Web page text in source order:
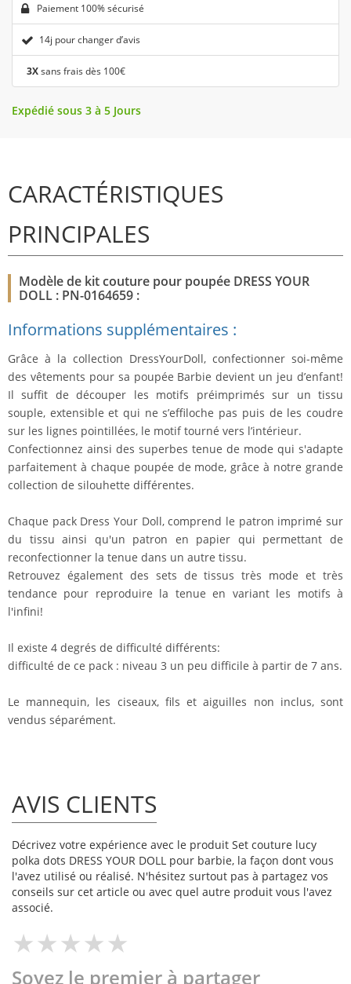
Paiement 100% sécurisé
14j pour changer d’avis
3Xsans frais dès 100€
Expédié sous 3 à 5 Jours
CARACTÉRISTIQUES
PRINCIPALES
Modèle de kit couture pour poupée DRESS YOUR
DOLL : PN-0164659 :
Informations supplémentaires :
Grâce à la collection DressYourDoll, confectionner soi-même
des vêtements pour sa poupée Barbie devient un jeu d’enfant!
Il suffit de découper les motifs préimprimés sur un tissu
souple, extensible et qui ne s’effiloche pas puis de les coudre
sur les lignes pointillées, le motif tourné vers l’intérieur.
Confectionnez ainsi des superbes tenue de mode qui s'adapte
parfaitement à chaque poupée de mode, grâce à notre grande
collection de silouhette différentes.
Chaque pack Dress Your Doll, comprend le patron imprimé sur
du tissu ainsi qu'un patron en papier qui permettant de
reconfectionner la tenue dans un autre tissu.
Retrouvez également des sets de tissus très mode et très
tendance pour reproduire la tenue en variant les motifs à
l'infini!
Il existe 4 degrés de difficulté différents:
difficulté de ce pack : niveau 3 un peu difficile à partir de 7 ans.
Le mannequin, les ciseaux, fils et aiguilles non inclus, sont
vendus séparément.
AVIS CLIENTS
Décrivez votre expérience avec le produit Set couture lucy
polka dots DRESS YOUR DOLL pour barbie, la façon dont vous
l'avez utilisé ou réalisé. N'hésitez surtout pas à partagez vos
conseils sur cet article ou avec quel autre produit vous l'avez
associé.
Soyez le premier à partager